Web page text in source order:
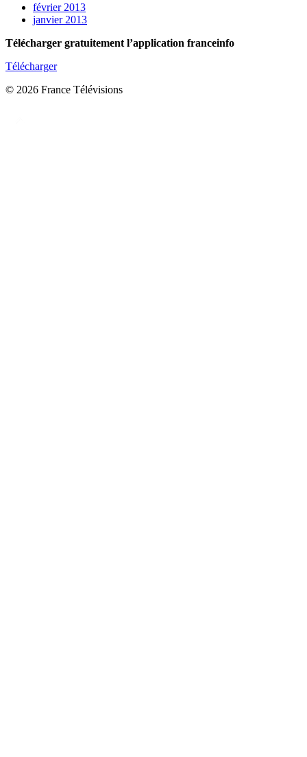
février 2013
janvier 2013
Télécharger gratuitement l’application franceinfo
Télécharger
© 2026 France Télévisions